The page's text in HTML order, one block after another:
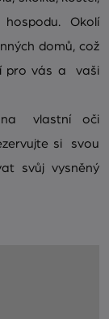
Okolí
domů, což
pro vás a vaši
vlastní oči
si svou
svůj vysněný